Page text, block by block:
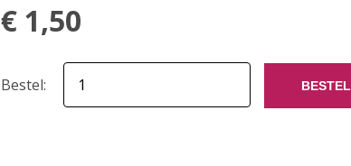
€ 1,50
Bestel: BESTEL